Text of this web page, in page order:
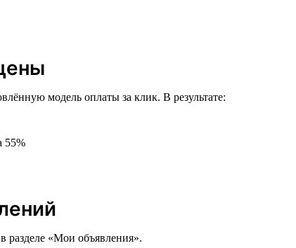
модель оплаты за клик. В результате:
55%
разделе «Мои объявления».